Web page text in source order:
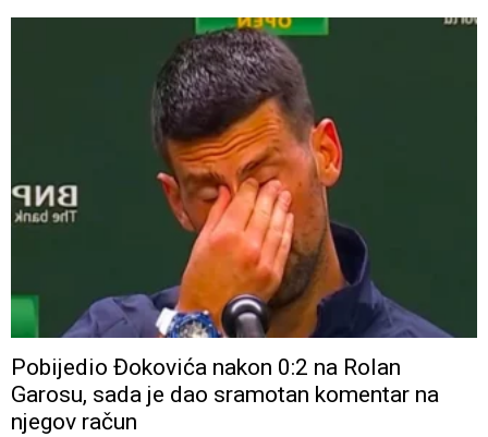
Pobijedio Đokovića nakon 0:2 na Rolan
Garosu, sada je dao sramotan komentar na
njegov račun